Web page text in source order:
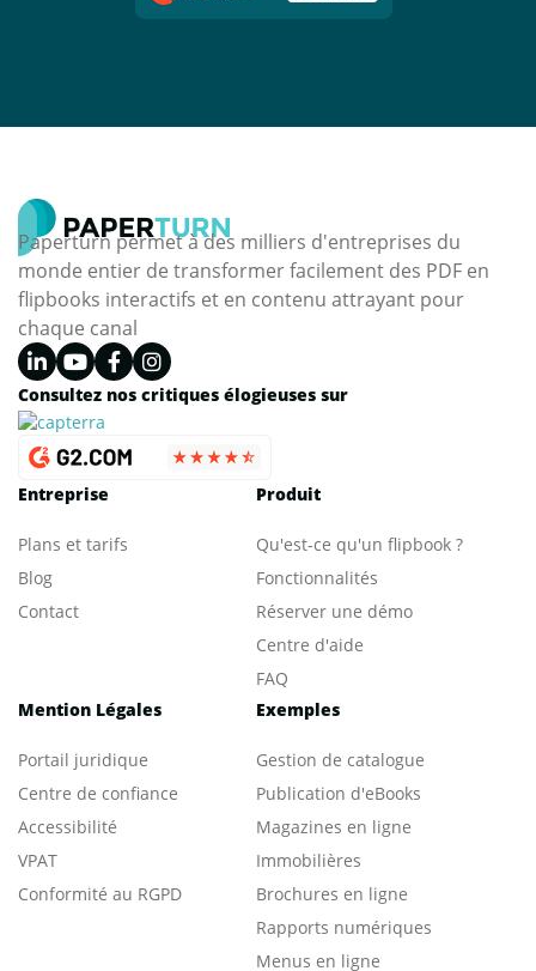
Paperturn permet à des milliers d'entreprises du
monde entier de transformer facilement des PDF en
flipbooks interactifs et en contenu attrayant pour
chaque canal
Consultez nos critiques élogieuses sur
Entreprise
Plans et tarifs
Blog
Contact
Produit
Qu'est-ce qu'un flipbook ?
Fonctionnalités
Réserver une démo
Centre d'aide
FAQ
Mention Légales
Portail juridique
Centre de confiance
Accessibilité
VPAT
Conformité au RGPD
Exemples
Gestion de catalogue
Publication d'eBooks
Magazines en ligne
Immobilières
Brochures en ligne
Rapports numériques
Menus en ligne